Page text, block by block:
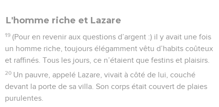
L'homme riche et Lazare
19 (Pour en revenir aux questions d’argent :) il y avait une fois
un homme riche, toujours élégamment vêtu d’habits coûteux
et raffinés. Tous les jours, ce n’étaient que festins et plaisirs.
20 Un pauvre, appelé Lazare, vivait à côté de lui, couché
devant la porte de sa villa. Son corps était couvert de plaies
purulentes.